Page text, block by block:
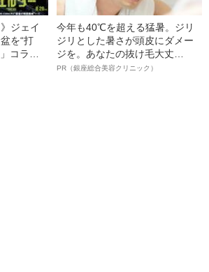
ジェイ
を“打
コラ
今年も40℃を超える猛暑。ジリ
ジリとした暑さが頭皮にダメー
ジを。あなたの抜け毛大丈
夫！？
PR（銀座総合美容クリニック）